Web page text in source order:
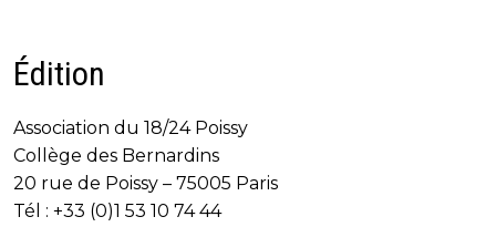
Édition
Association du 18/24 Poissy
Collège des Bernardins
20 rue de Poissy – 75005 Paris
Tél : +33 (0)1 53 10 74 44